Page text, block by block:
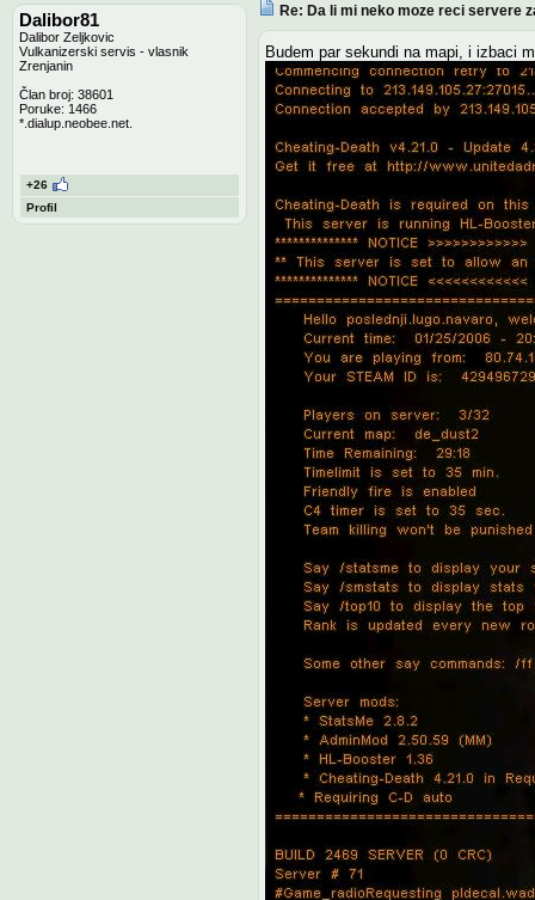
Dalibor81
Dalibor Zeljkovic
Vulkanizerski servis - vlasnik
Zrenjanin
Član broj: 38601
Poruke: 1466
*.dialup.neobee.net.
+26
Profil
Re: Da li mi neko moze reci servere
Budem par sekundi na mapi, i izbaci